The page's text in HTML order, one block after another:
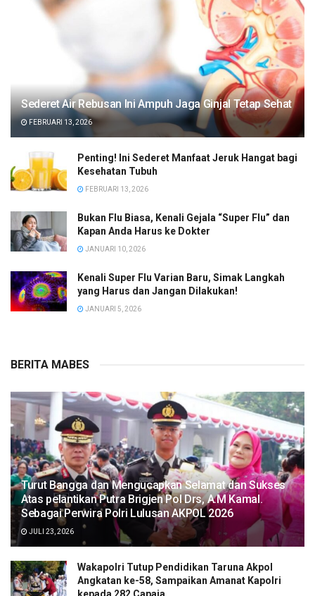
Sederet Air Rebusan Ini Ampuh Jaga Ginjal Tetap Sehat
FEBRUARI 13, 2026
Penting! Ini Sederet Manfaat Jeruk Hangat bagi
Kesehatan Tubuh
FEBRUARI 13, 2026
Bukan Flu Biasa, Kenali Gejala “Super Flu” dan
Kapan Anda Harus ke Dokter
JANUARI 10, 2026
Kenali Super Flu Varian Baru, Simak Langkah
yang Harus dan Jangan Dilakukan!
JANUARI 5, 2026
BERITA MABES
Turut Bangga dan Mengucapkan Selamat dan Sukses
Atas pelantikan Putra Brigjen Pol Drs, A.M Kamal.
Sebagai Perwira Polri Lulusan AKPOL 2026
JULI 23, 2026
Wakapolri Tutup Pendidikan Taruna Akpol
Angkatan ke-58, Sampaikan Amanat Kapolri
kepada 282 Capaja